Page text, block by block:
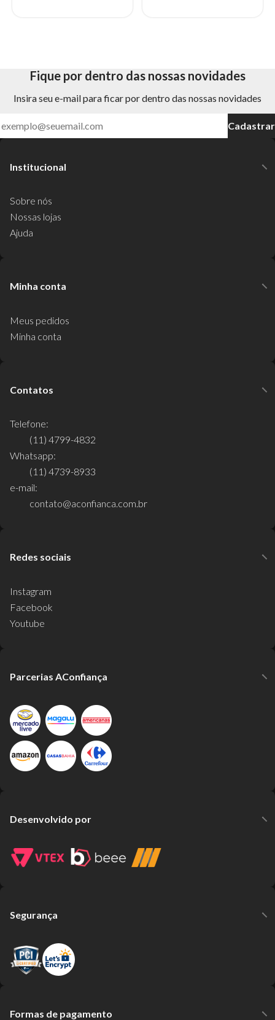
Fique por dentro das nossas novidades
Insira seu e-mail para ficar por dentro das nossas novidades
Cadastrar
Institucional
Sobre nós
Nossas lojas
Ajuda
Minha conta
Meus pedidos
Minha conta
Contatos
Telefone:
(11) 4799-4832
Whatsapp:
(11) 4739-8933
e-mail:
contato@aconfianca.com.br
Redes sociais
Instagram
Facebook
Youtube
Parcerias AConfiança
Desenvolvido por
Segurança
Formas de pagamento